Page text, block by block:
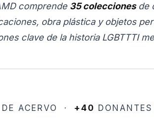
comprende 35 coleccionesde
obra plástica y objetos
clave de la historia LGBTTTI
DE ACERVO · +40